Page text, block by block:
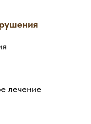
лечение